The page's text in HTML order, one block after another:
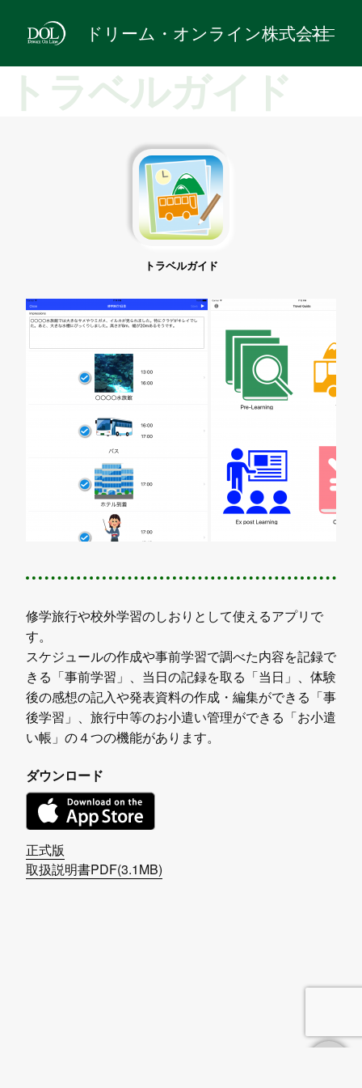
ドリーム・オンライン株式会社
トラベルガイド
トラベルガイド
修学旅行や校外学習のしおりとして使えるアプリで
す。
スケジュールの作成や事前学習で調べた内容を記録で
きる「事前学習」、当日の記録を取る「当日」、体験
後の感想の記入や発表資料の作成・編集ができる「事
後学習」、旅行中等のお小遣い管理ができる「お小遣
い帳」の４つの機能があります。
ダウンロード
正式版
取扱説明書PDF(3.1MB)